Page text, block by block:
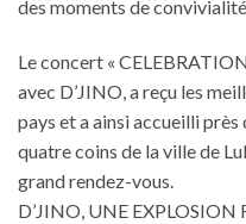
des moments de
Le concert «
avec D’JINO, a reçu les
pays et a ainsi accueilli près
quatre coins de la ville de
grand rendez-vous.
D’JINO, UNE EXPLOSION